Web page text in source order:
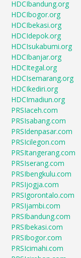
HDCIbandung.org
HDCIbogor.org
HDCIbekasi.org
HDCIdepok.org
HDCIsukabumi.org
HDCIbanjar.org
HDCItegal.org
HDCIsemarang.org
HDCIkediri.org
HDCImadiun.org
PRSIaceh.com
PRSIsabang.com
PRSIdenpasar.com
PRSIcilegon.com
PRSItangerang.com
PRSIserang.com
PRSIbengkulu.com
PRSIjogja.com
PRSIgorontalo.com
PRSIjambi.com
PRSIbandung.com
PRSIbekasi.com
PRSIbogor.com
PRSIcimahi.com